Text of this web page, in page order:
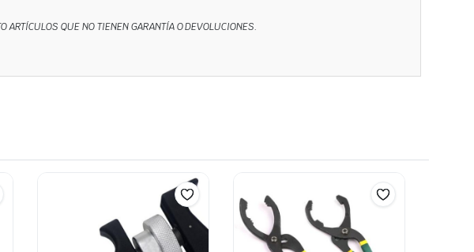
ARTÍCULOS QUE NO TIENEN GARANTÍA O DEVOLUCIONES.